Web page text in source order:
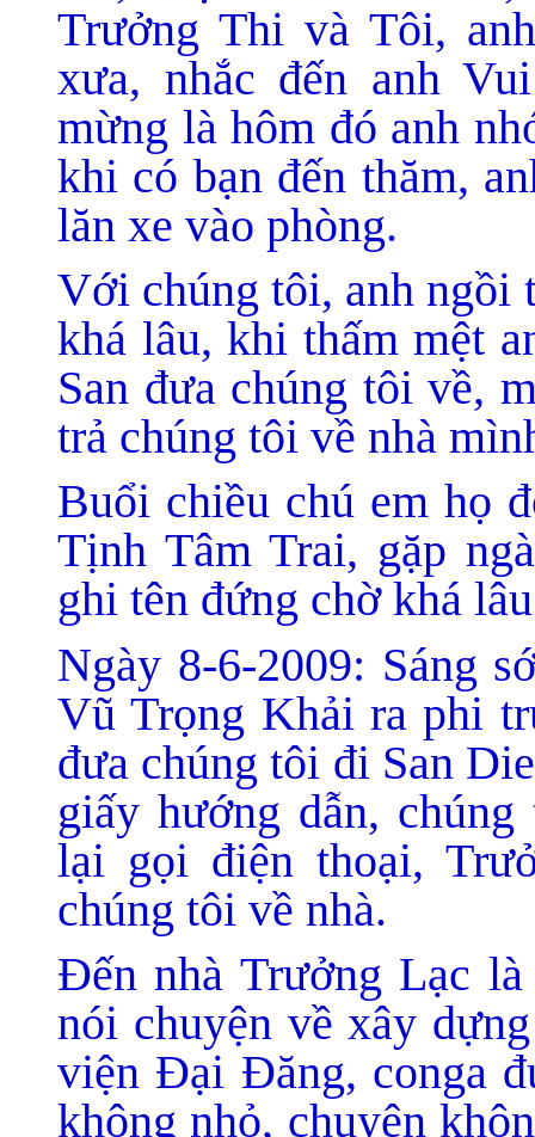
Trưởng Thi và Tôi,
xưa, nhắc đến anh
mừng là hôm đó anh
khi có bạn đến thăm,
lăn xe vào phòng.
Với chúng tôi, anh ngồi
khá lâu, khi thấm mệt
San đưa chúng tôi về,
trả chúng tôi về nhà
Buổi chiều chú em họ
Tịnh Tâm Trai, gặp
ghi tên đứng chờ khá
Ngày 8-6-2009: Sáng
Vũ Trọng Khải ra phi
đưa chúng tôi đi San
giấy hướng dẫn,
lại gọi điện thoại,
chúng tôi về nhà.
Đến nhà Trưởng Lạc
nói chuyện về xây
viện Đại Đăng, conga
không nhỏ, chuyện